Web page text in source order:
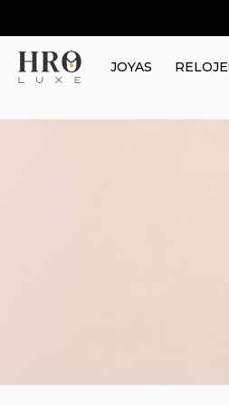
JOYAS